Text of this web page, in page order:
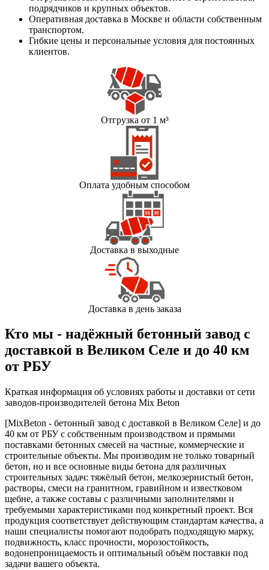
подрядчиков и крупных объектов.
Оперативная доставка в Москве и области собственным
транспортом.
Гибкие цены и персональные условия для постоянных
клиентов.
Отгрузка от 1 м³
Оплата удобным способом
Доставка в выходные
Доставка в день заказа
Кто мы - надёжный бетонный завод с
доставкой в Великом Селе и до 40 км
от РБУ
Краткая информация об условиях работы и доставки от сети
заводов-производителей бетона Mix Beton
[MixBeton - бетонный завод с доставкой в Великом Селе] и до
40 км от РБУ с собственным производством и прямыми
поставками бетонных смесей на частные, коммерческие и
строительные объекты. Мы производим не только товарный
бетон, но и все основные виды бетона для различных
строительных задач: тяжёлый бетон, мелкозернистый бетон,
растворы, смеси на гранитном, гравийном и известковом
щебне, а также составы с различными заполнителями и
требуемыми характеристиками под конкретный проект. Вся
продукция соответствует действующим стандартам качества, а
наши специалисты помогают подобрать подходящую марку,
подвижность, класс прочности, морозостойкость,
водонепроницаемость и оптимальный объём поставки под
задачи вашего объекта.